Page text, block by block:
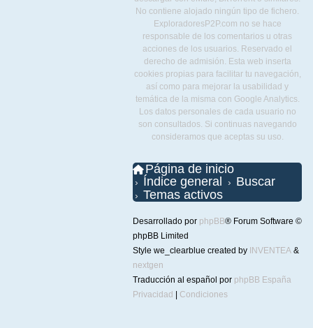
No contiene alojado ningún tipo de fichero.
ExploradoresP2P.com no se hace
responsable de los comentarios u otras
acciones de los usuarios. Reservado el
derecho de admisión. Esta web inserta
cookies propias para facilitar tu navegación,
así como para mejorar la usabilidad y
temática de la misma con Google Analytics.
Los datos personales de cada usuario no
son consultados. Si continuas navegando
consideramos que aceptas su uso.
Página de inicio
Índice general
Buscar
Temas activos
Desarrollado por phpBB® Forum Software ©
phpBB Limited
Style we_clearblue created by INVENTEA &
nextgen
Traducción al español por phpBB España
Privacidad
Condiciones